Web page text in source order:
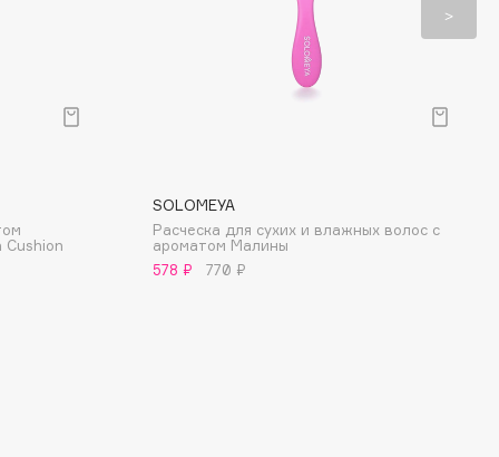
SOLOMEYA
Расческа для сухих и влажных волос с
ароматом Малины
578 ₽
770 ₽